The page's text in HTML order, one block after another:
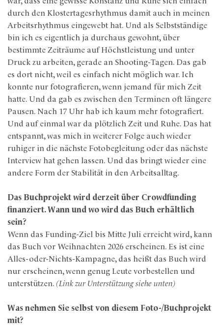
durch den Klostertagesrhythmus damit auch in meinen
Arbeitsrhythmus eingewebt hat. Und als Selbstständige
bin ich es eigentlich ja durchaus gewohnt, über
bestimmte Zeiträume auf Höchstleistung und unter
Druck zu arbeiten, gerade an Shooting-Tagen. Das gab
es dort nicht, weil es einfach nicht möglich war. Ich
konnte nur fotografieren, wenn jemand für mich Zeit
hatte. Und da gab es zwischen den Terminen oft längere
Pausen. Nach 17 Uhr hab ich kaum mehr fotografiert.
Und auf einmal war da plötzlich Zeit und Ruhe. Das hat
entspannt, was mich in weiterer Folge auch wieder
ruhiger in die nächste Fotobegleitung oder das nächste
Interview hat gehen lassen. Und das bringt wieder eine
andere Form der Stabilität in den Arbeitsalltag.
Das Buchprojekt wird derzeit über Crowdfunding
finanziert. Wann und wo wird das Buch erhältlich
sein?
Wenn das Funding-Ziel bis Mitte Juli erreicht wird, kann
das Buch vor Weihnachten 2026 erscheinen. Es ist eine
Alles-oder-Nichts-Kampagne, das heißt das Buch wird
nur erscheinen, wenn genug Leute vorbestellen und
unterstützen. (Link zur Unterstützung siehe unten)
Was nehmen Sie selbst von diesem Foto-/Buchprojekt
mit?